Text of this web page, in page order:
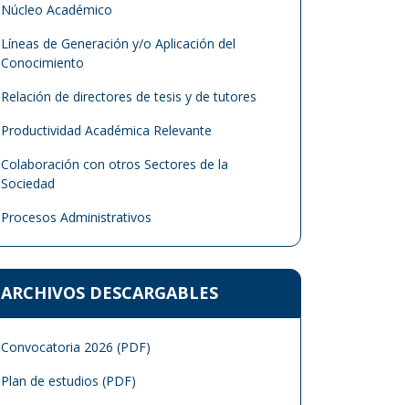
Núcleo Académico
Líneas de Generación y/o Aplicación del
Conocimiento
Relación de directores de tesis y de tutores
Productividad Académica Relevante
Colaboración con otros Sectores de la
Sociedad
Procesos Administrativos
ARCHIVOS DESCARGABLES
Convocatoria 2026 (PDF)
Plan de estudios (PDF)